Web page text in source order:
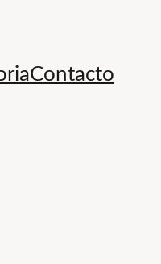
Contacto